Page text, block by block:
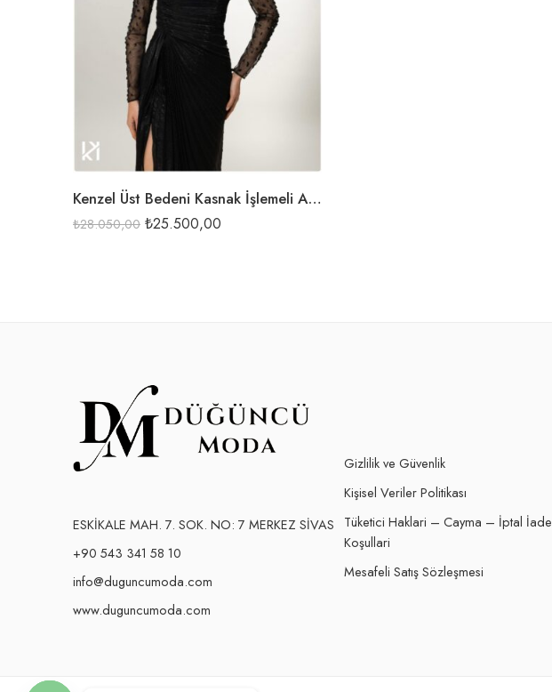
Kenzel Üst Bedeni Kasnak İşlemeli Abiye Elbise-26043
₺28.050,00 ₺25.500,00
KAHVE
PUDRA
SİYAH
VİZON
ESKİKALE MAH. 7. SOK. NO: 7 MERKEZ SİVAS
+90 543 341 58 10
info@duguncumoda.com
www.duguncumoda.com
Gizlilik ve Güvenlik
Kişisel Veriler Politikası
Tüketici Haklari – Cayma – İptal İade
Koşullari
Mesafeli Satış Sözleşmesi